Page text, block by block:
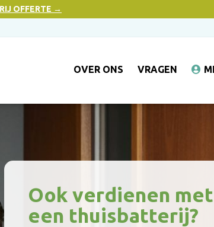
OFFERTE →
OVER ONS VRAGEN
Ook verdienen met
een thuisbatterij?